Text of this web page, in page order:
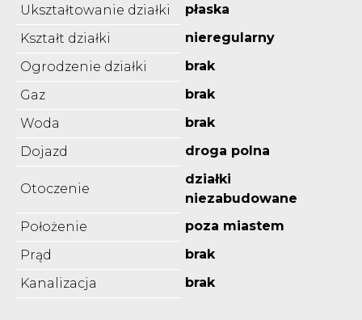
Ukształtowanie działki
płaska
Kształt działki
nieregularny
Ogrodzenie działki
brak
Gaz
brak
Woda
brak
Dojazd
droga polna
Otoczenie
działki
niezabudowane
Położenie
poza miastem
Prąd
brak
Kanalizacja
brak